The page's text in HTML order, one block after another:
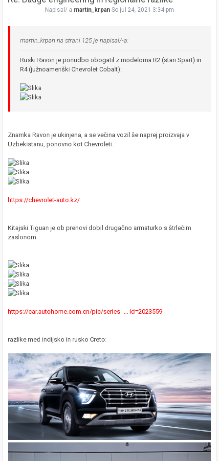
Napisal/-a martin_krpan So jul 24, 2021 3:34 pm
martin_krpan na strani 125 je napisal/-a:
Ruski Ravon je ponudbo obogatil z modeloma R2 (stari Spart) in
R4 (južnoameriški Chevrolet Cobalt):
Znamka Ravon je ukinjena, a se večina vozil še naprej proizvaja v
Uzbekistanu, ponovno kot Chevroleti.
https://chevrolet-auto.kz/
Kitajski Tiguan je ob prenovi dobil drugačno armaturko s štrlečim
zaslonom
https://car.autohome.com.cn/pic/series- ... id=2023559
razlike med indijsko in rusko Creto: